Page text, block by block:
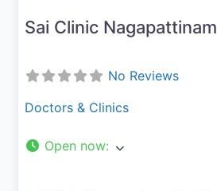
Sai Clinic Nagapattinam
No Reviews
Doctors & Clinics
Open now: